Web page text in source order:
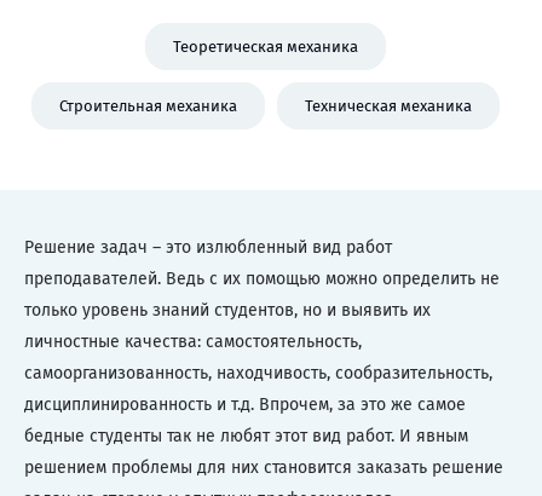
Теоретическая механика
Строительная механика Техническая механика
Решение задач – это излюбленный вид работ
преподавателей. Ведь с их помощью можно определить не
только уровень знаний студентов, но и выявить их
личностные качества: самостоятельность,
самоорганизованность, находчивость, сообразительность,
дисциплинированность и т.д. Впрочем, за это же самое
бедные студенты так не любят этот вид работ. И явным
решением проблемы для них становится заказать решение